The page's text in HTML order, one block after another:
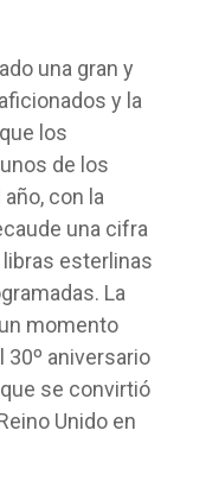
una gran y
y la
los
de los
con la
una cifra
esterlinas
La
momento
30º aniversario
se convirtió
Unido en